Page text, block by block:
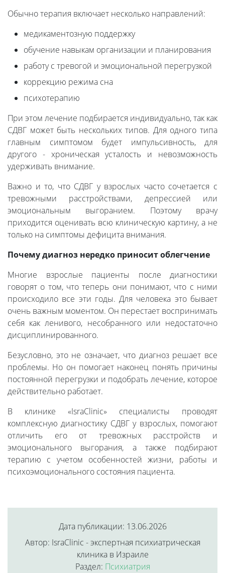
Обычно терапия включает несколько направлений:
медикаментозную поддержку
обучение навыкам организации и планирования
работу с тревогой и эмоциональной перегрузкой
коррекцию режима сна
психотерапию
При этом лечение подбирается индивидуально, так как
СДВГ может быть нескольких типов. Для одного типа
главным симптомом будет импульсивность, для
другого - хроническая усталость и невозможность
удерживать внимание.
Важно и то, что СДВГ у взрослых часто сочетается с
тревожными расстройствами, депрессией или
эмоциональным выгоранием. Поэтому врачу
приходится оценивать всю клиническую картину, а не
только на симптомы дефицита внимания.
Почему диагноз нередко приносит облегчение
Многие взрослые пациенты после диагностики
говорят о том, что теперь они понимают, что с ними
происходило все эти годы. Для человека это бывает
очень важным моментом. Он перестает воспринимать
себя как ленивого, несобранного или недостаточно
дисциплинированного.
Безусловно, это не означает, что диагноз решает все
проблемы. Но он помогает наконец понять причины
постоянной перегрузки и подобрать лечение, которое
действительно работает.
В клинике «IsraClinic» специалисты проводят
комплексную диагностику СДВГ у взрослых, помогают
отличить его от тревожных расстройств и
эмоционального выгорания, а также подбирают
терапию с учетом особенностей жизни, работы и
психоэмоционального состояния пациента.
Дата публикации: 13.06.2026
Автор: IsraClinic - экспертная психиатрическая
клиника в Израиле
Раздел: Психиатрия